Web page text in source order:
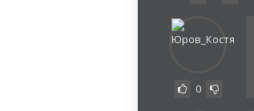
0